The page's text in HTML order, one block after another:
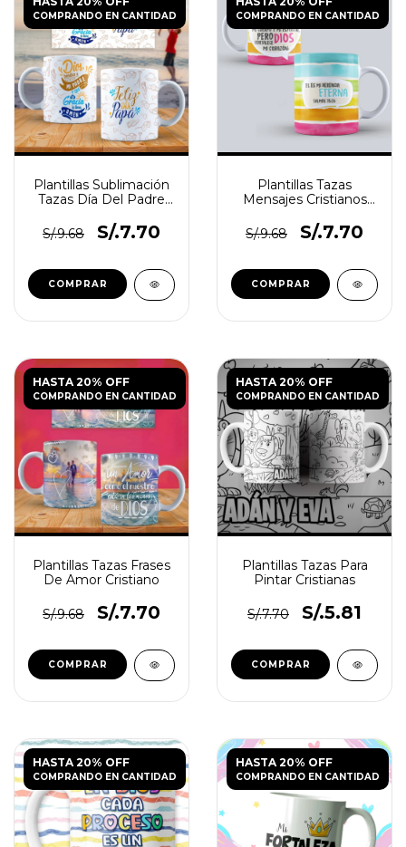
COMPRANDO EN CANTIDAD
Plantillas Sublimación
Tazas Día Del Padre
S/.9.68
S/.7.70
COMPRANDO EN CANTIDAD
Plantillas Tazas
Mensajes Cristianos
S/.9.68
S/.7.70
HASTA 20% OFF
COMPRANDO EN CANTIDAD
Plantillas Tazas Frases
De Amor Cristiano
S/.9.68 S/.7.70
HASTA 20% OFF
COMPRANDO EN CANTIDAD
Plantillas Tazas Para
Pintar Cristianas
S/.7.70 S/.5.81
HASTA 20% OFF
COMPRANDO EN CANTIDAD
HASTA 20% OFF
COMPRANDO EN CANTIDAD